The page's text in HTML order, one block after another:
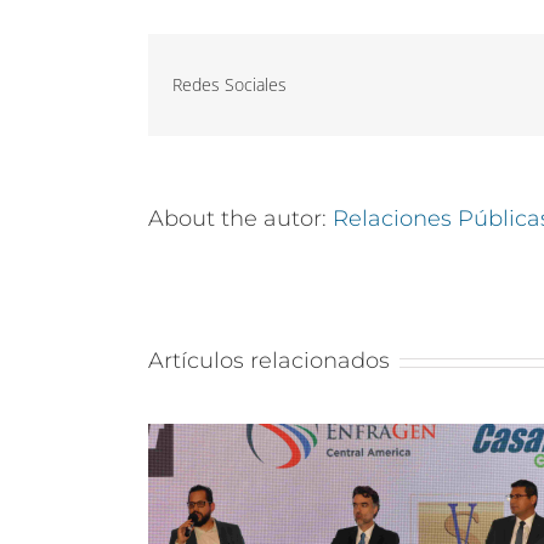
Redes Sociales
About the autor: Relaciones
Artículos relacionados